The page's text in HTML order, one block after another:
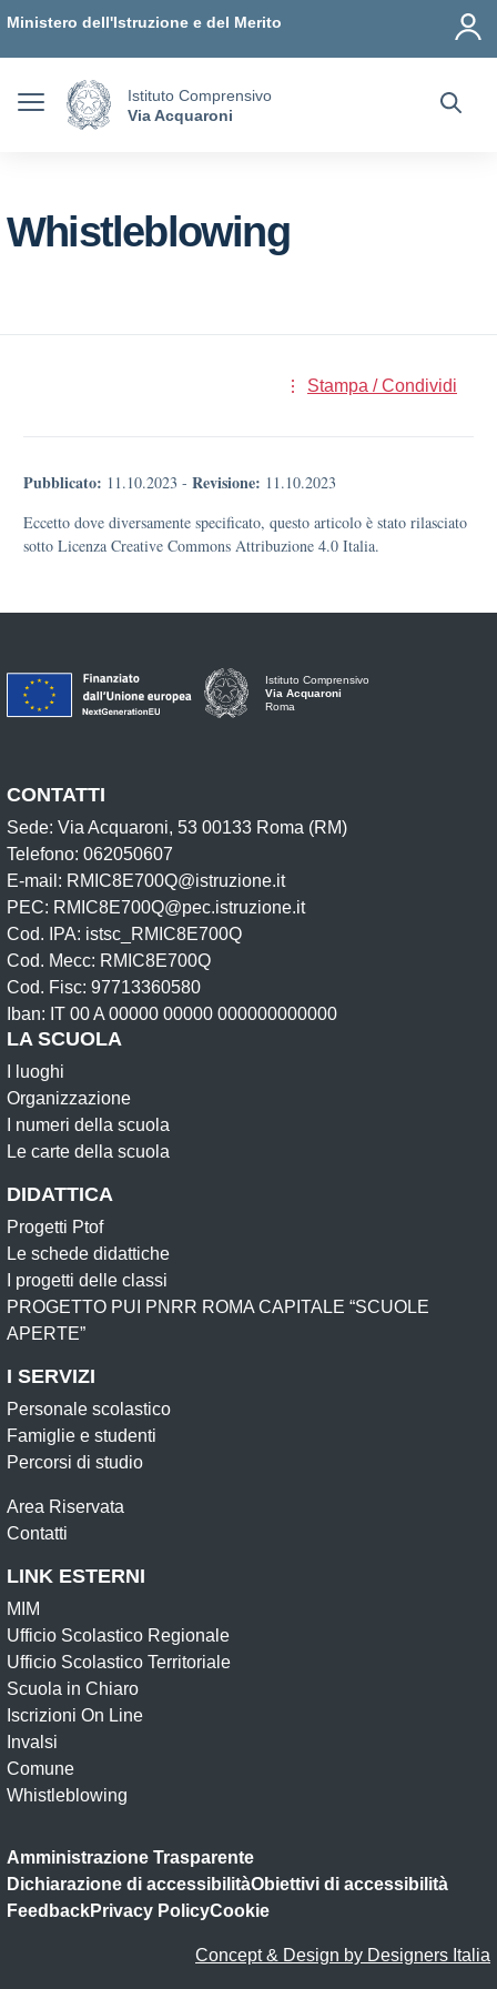
Ministero dell'Istruzione e del Merito
Istituto Comprensivo
Via Acquaroni
Whistleblowing
Stampa / Condividi
Pubblicato: 11.10.2023 - Revisione: 11.10.2023
Eccetto dove diversamente specificato, questo articolo è stato rilasciato
sotto Licenza Creative Commons Attribuzione 4.0 Italia.
Istituto Comprensivo
Via Acquaroni
Roma
CONTATTI
Sede: Via Acquaroni, 53 00133 Roma (RM)
Telefono: 062050607
E-mail: RMIC8E700Q@istruzione.it
PEC: RMIC8E700Q@pec.istruzione.it
Cod. IPA: istsc_RMIC8E700Q
Cod. Mecc: RMIC8E700Q
Cod. Fisc: 97713360580
Iban: IT 00 A 00000 00000 000000000000
LA SCUOLA
I luoghi
Organizzazione
I numeri della scuola
Le carte della scuola
DIDATTICA
Progetti Ptof
Le schede didattiche
I progetti delle classi
PROGETTO PUI PNRR ROMA CAPITALE “SCUOLE
APERTE”
I SERVIZI
Personale scolastico
Famiglie e studenti
Percorsi di studio
Area Riservata
Contatti
LINK ESTERNI
MIM
Ufficio Scolastico Regionale
Ufficio Scolastico Territoriale
Scuola in Chiaro
Iscrizioni On Line
Invalsi
Comune
Whistleblowing
Amministrazione Trasparente
Dichiarazione di accessibilitàObiettivi di accessibilità
FeedbackPrivacy PolicyCookie
Concept & Design by Designers Italia